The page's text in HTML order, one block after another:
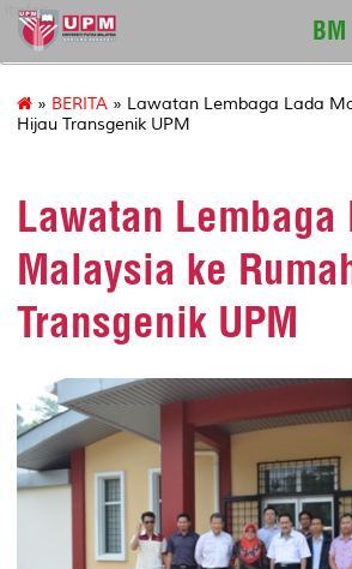
itafos
BM
» BERITA » Lawatan Lembaga Lada
Hijau Transgenik UPM
Lawatan Lembaga
Malaysia ke
Transgenik UPM